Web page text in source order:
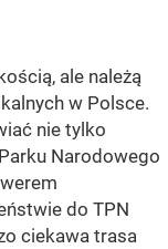
ale należą
w Polsce.
nie tylko
Narodowego
do TPN
ciekawa trasa